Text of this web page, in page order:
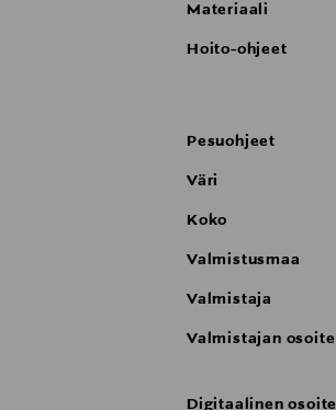
Materiaali
Hoito-ohjeet
Pesuohjeet
Väri
Koko
Valmistusmaa
Valmistaja
Valmistajan osoite
Digitaalinen osoite